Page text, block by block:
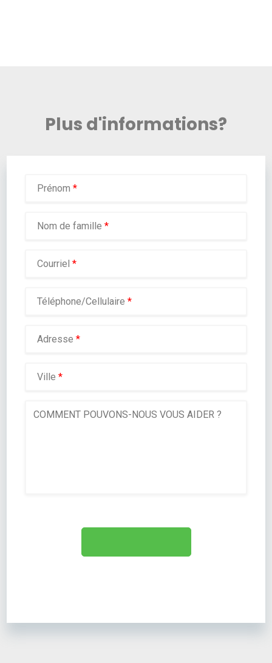
Plus d'informations?
Prénom*
Nom de famille*
Courriel*
Téléphone/Cellulaire *
Adresse *
Ville *